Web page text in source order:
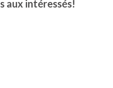
aux intéressés!